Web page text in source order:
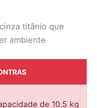
titânio que
ambiente
de 10,5 kg